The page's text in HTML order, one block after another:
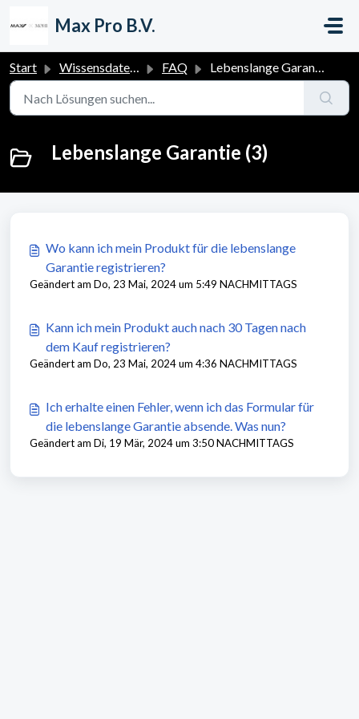
Max Pro B.V.
Start Wissensdatenbank FAQ Lebenslange Garantie
Lebenslange Garantie (3)
Wo kann ich mein Produkt für die lebenslange
Garantie registrieren?
Geändert am Do, 23 Mai, 2024 um 5:49 NACHMITTAGS
Kann ich mein Produkt auch nach 30 Tagen nach
dem Kauf registrieren?
Geändert am Do, 23 Mai, 2024 um 4:36 NACHMITTAGS
Ich erhalte einen Fehler, wenn ich das Formular für
die lebenslange Garantie absende. Was nun?
Geändert am Di, 19 Mär, 2024 um 3:50 NACHMITTAGS